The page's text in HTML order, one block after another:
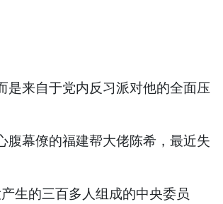
来自于党内反习派对他的全面压
幕僚的福建帮大佬陈希，最近失
生的三百多人组成的中央委员